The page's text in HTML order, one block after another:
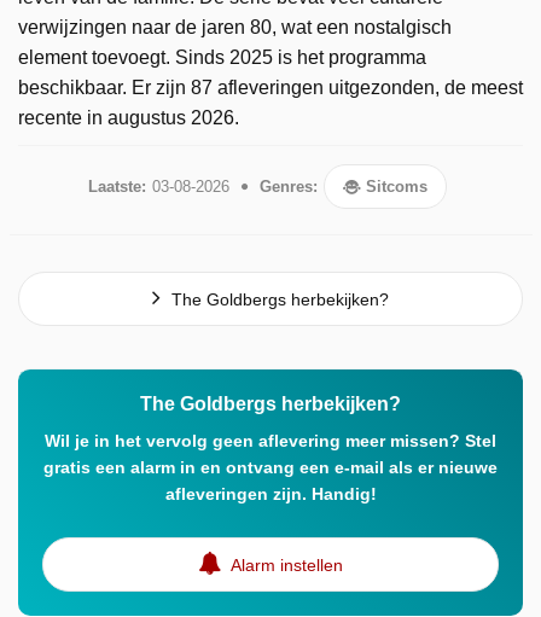
verwijzingen naar de jaren 80, wat een nostalgisch
element toevoegt. Sinds 2025 is het programma
beschikbaar. Er zijn 87 afleveringen uitgezonden, de meest
recente in augustus 2026.
Laatste: 03-08-2026 Genres: Sitcoms
The Goldbergs herbekijken?
The Goldbergs herbekijken?
Wil je in het vervolg geen aflevering meer missen? Stel
gratis een alarm in en ontvang een e-mail als er nieuwe
afleveringen zijn. Handig!
Alarm instellen